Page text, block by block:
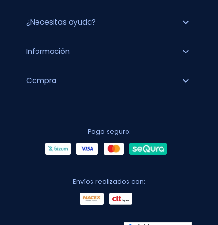
¿Necesitas ayuda? expand_more
Información expand_more
Compra expand_more
Pago seguro:
Envíos realizados con: